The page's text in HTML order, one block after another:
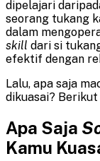
dipelajari
seorang tukang
dalam
skill dari si
efektif dengan
Lalu, apa saja
dikuasai?
Apa Saja
Kamu